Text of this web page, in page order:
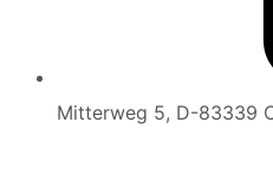
Mitterweg 5, D-83339